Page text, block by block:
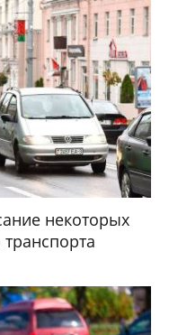
некоторых